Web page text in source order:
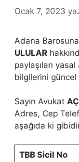
Ocak 7, 2023
Adana Barosuna
ULULAR
paylaşılan
bilgilerini güncel
Sayın Avukat
Adres, Cep
aşağıda ki
TBB Sicil No